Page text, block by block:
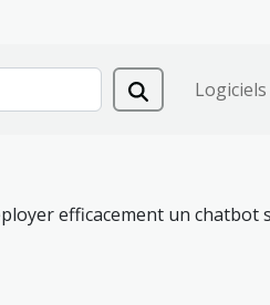
Logiciels
efficacement un chatbot